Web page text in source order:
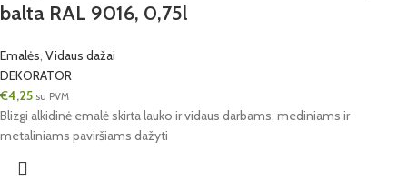
balta RAL 9016, 0,75l
Emalės, Vidaus dažai
DEKORATOR
€4,25 su PVM
Blizgi alkidinė emalė skirta lauko ir vidaus darbams, mediniams ir
metaliniams paviršiams dažyti